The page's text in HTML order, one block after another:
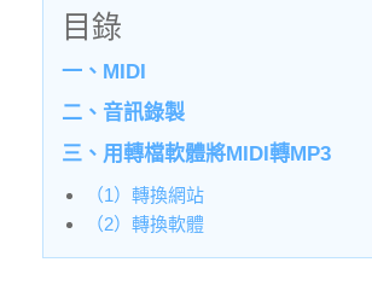
目錄
一、MIDI
二、音訊錄製
三、用轉檔軟體將MIDI轉MP3
（1）轉換網站
（2）轉換軟體